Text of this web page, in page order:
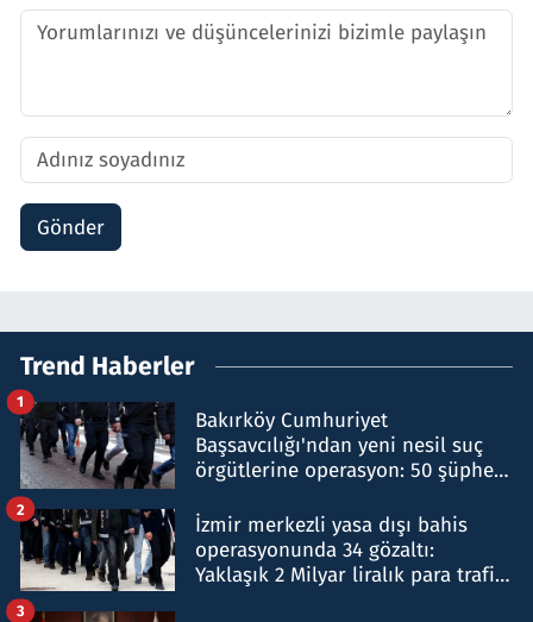
Gönder
Trend Haberler
Bakırköy Cumhuriyet
Başsavcılığı'ndan yeni nesil suç
örgütlerine operasyon: 50 şüpheli
1
İzmir merkezli yasa dışı bahis
operasyonunda 34 gözaltı:
Yaklaşık 2 Milyar liralık para trafiği
2
3